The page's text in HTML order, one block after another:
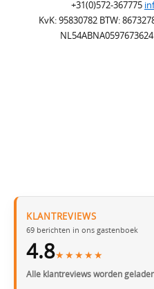
+31(0)572-367775
KvK: 95830782 BTW:
KLANTREVIEWS
69 berichten in ons gastenboek
4.8★★★★★
Alle klantreviews worden